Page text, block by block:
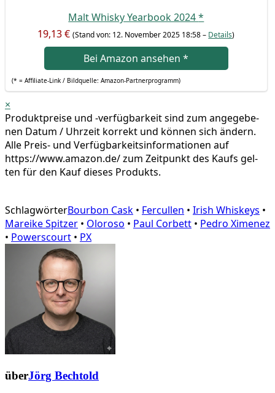
Malt Whis­ky Year­book 2024*
19,13 € (Stand von: 12. Novem­ber 2025 18:58 – Details)
Bei Ama­zon anse­hen*
(* = Affi­lia­te-Link / Bild­quel­le: Amazon-Partnerprogramm)
×
Pro­dukt­prei­se und ‑ver­füg­bar­keit sind zum ange­ge­be­
nen Datum / Uhr­zeit kor­rekt und kön­nen sich ändern.
Alle Preis- und Ver­füg­bar­keits­in­for­ma­tio­nen auf
https://www.amazon.de/ zum Zeit­punkt des Kaufs gel­
ten für den Kauf die­ses Produkts.
SchlagwörterBourbon Cask • Fercullen • Irish Whiskeys •
Mareike Spitzer • Oloroso • Paul Corbett • Pedro Ximenez
• Powerscourt • PX
überJörg Bechtold